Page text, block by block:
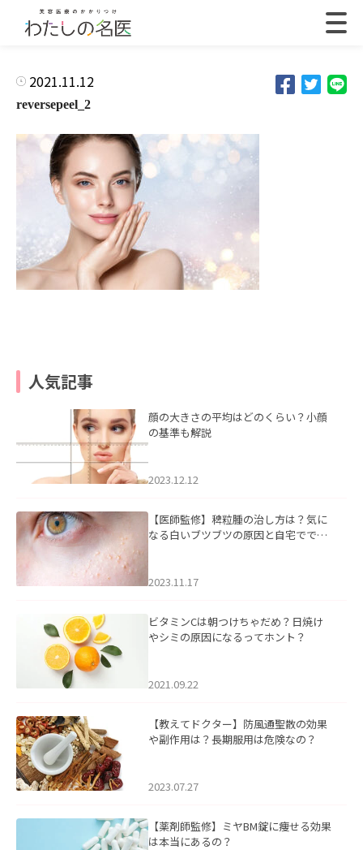
2021.11.12
reversepeel_2
人気記事
顔の大きさの平均はどのくらい？小顔
の基準も解説
2023.12.12
【医師監修】稗粒腫の治し方は？気に
なる白いブツブツの原因と自宅ででき
2023.11.17
ビタミンCは朝つけちゃだめ？日焼け
やシミの原因になるってホント？
2021.09.22
【教えてドクター】防風通聖散の効果
や副作用は？長期服用は危険なの？
2023.07.27
【薬剤師監修】ミヤBM錠に痩せる効果
は本当にあるの？